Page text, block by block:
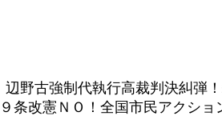
野古強制代執行高裁判決糾弾！
改憲ＮＯ！全国市民アクショ